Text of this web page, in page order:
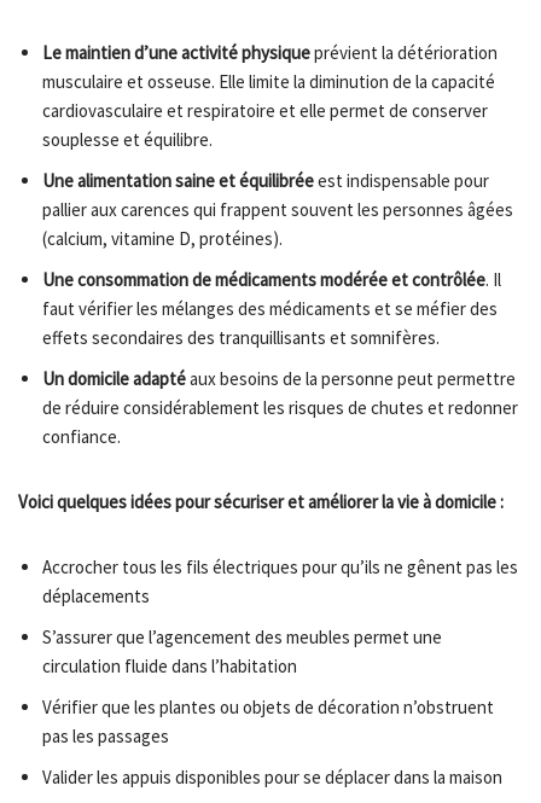
Lemaintien d’une activité physiqueprévient la détérioration
musculaire et osseuse. Elle limite la diminution de la capacité
cardiovasculaire et respiratoire et elle permet de conserver
souplesse et équilibre.
Une alimentation saine et équilibréeest indispensable pour
pallier aux carences qui frappent souvent les personnes âgées
(calcium, vitamine D, protéines).
Une consommation de médicaments modérée et contrôlée. Il
faut vérifier les mélanges des médicaments et se méfier des
effets secondaires des tranquillisants et somnifères.
Un domicile adaptéaux besoins de la personne peut permettre
de réduire considérablement les risques de chutes et redonner
confiance.
Voici quelques idées pour sécuriser et améliorer la vie à domicile :
Accrocher tous les fils électriques pour qu’ils ne gênent pas les
déplacements
S’assurer que l’agencement des meubles permet une
circulation fluide dans l’habitation
Vérifier que les plantes ou objets de décoration n’obstruent
pas les passages
Valider les appuis disponibles pour se déplacer dans la maison